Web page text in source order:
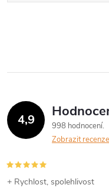
4,9
998 hodnocení
Zobrazit recenze
+ Rychlost, spolehlivost